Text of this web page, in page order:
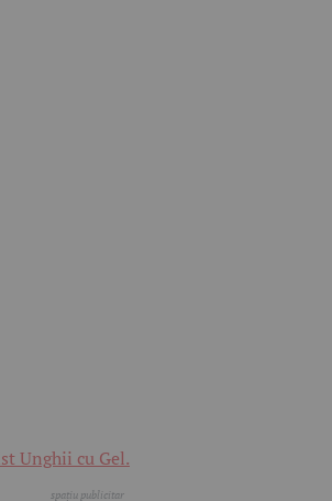
Unghii cu Gel.